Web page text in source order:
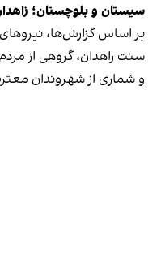
سیستان و بلوچستان؛
بر اساس گزارش‌ها،
سنت زاهدان، گروهی از
و شماری از شهروندان